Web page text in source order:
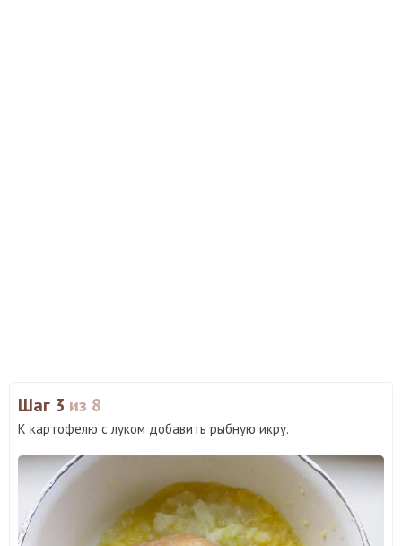
Шаг 3 из 8
К картофелю с луком добавить рыбную икру.